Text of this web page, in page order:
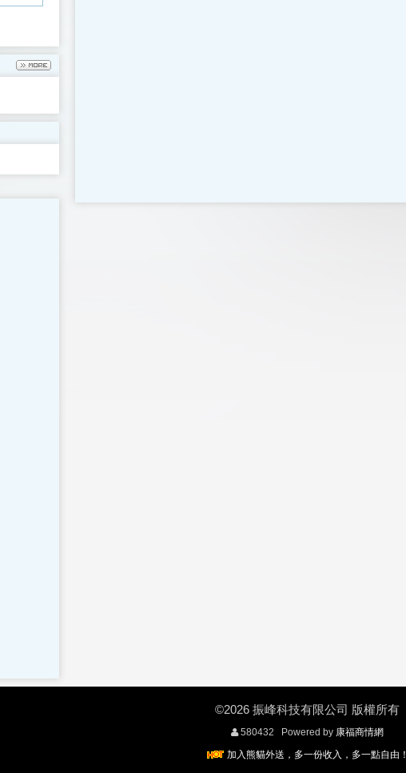
©2026 振峰科技有限公司 版權所有
580432 Powered by 康福商情網
加入熊貓外送，多一份收入，多一點自由！